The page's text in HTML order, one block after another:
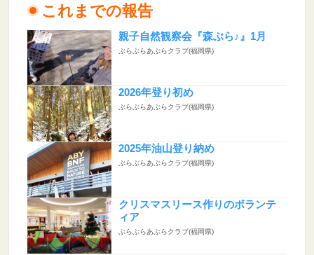
これまでの報告
親子自然観察会『森ぶら♪』1月
ぶらぶらあぶらクラブ(福岡県)
2026年登り初め
ぶらぶらあぶらクラブ(福岡県)
2025年油山登り納め
ぶらぶらあぶらクラブ(福岡県)
クリスマスリース作りのボランテ
ィア
ぶらぶらあぶらクラブ(福岡県)